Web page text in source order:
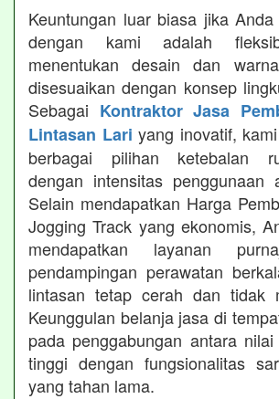
Keuntungan luar biasa jika
dengan kami adalah
menentukan desain dan
disesuaikan dengan konsep
Sebagai Kontraktor Jasa
Lintasan Lari yang inovatif,
berbagai pilihan ketebalan
dengan intensitas penggunaan
Selain mendapatkan Harga
Jogging Track yang ekonomis,
mendapatkan layanan
pendampingan perawatan
lintasan tetap cerah dan tidak
Keunggulan belanja jasa di
pada penggabungan antara
tinggi dengan fungsionalitas
yang tahan lama.